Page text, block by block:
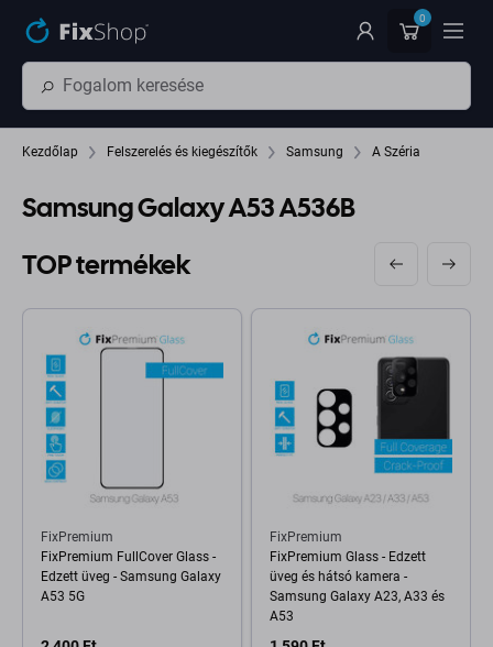
0
Kezdőlap Felszerelés és kiegészítők Samsung A Széria
Samsung Galaxy A53 A536B
TOP termékek
FixPremium
FixPremium FullCover Glass -
Edzett üveg - Samsung Galaxy
A53 5G
FixPremium
FixPremium Glass - Edzett
üveg és hátsó kamera -
Samsung Galaxy A23, A33 és
A53